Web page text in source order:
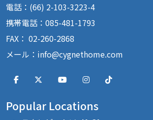
電話：(66) 2-103-3223-4
携帯電話：085-481-1793
FAX： 02-260-2868
メール： info@cygnethome.com
Popular Locations